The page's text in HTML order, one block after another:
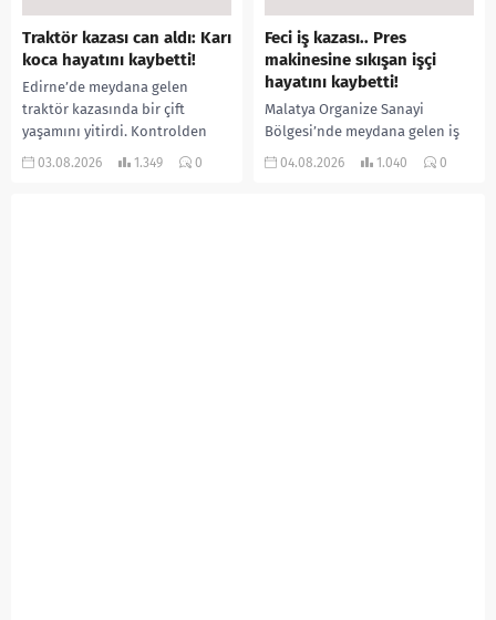
Traktör kazası can aldı: Karı
koca hayatını kaybetti!
Edirne’de meydana gelen
traktör kazasında bir çift
yaşamını yitirdi. Kontrolden
çıkarak devrilen traktörün
03.08.2026 1.349 0
Feci iş kazası.. Pres
makinesine sıkışan işçi
hayatını kaybetti!
Malatya Organize Sanayi
Bölgesi’nde meydana gelen iş
kazasında, pres makinesine
04.08.2026 1.040 0